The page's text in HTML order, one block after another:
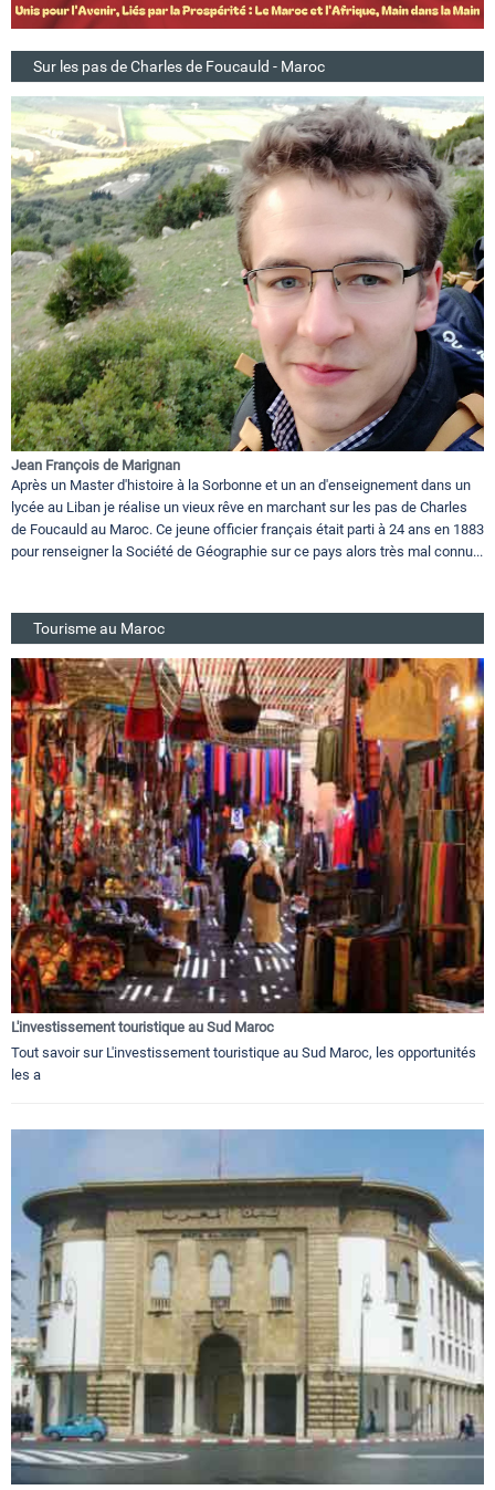
Sur les pas de Charles de Foucauld - Maroc
Jean François de Marignan
Après un Master d'histoire à la Sorbonne et un an d'enseignement dans un
lycée au Liban je réalise un vieux rêve en marchant sur les pas de Charles
de Foucauld au Maroc. Ce jeune officier français était parti à 24 ans en 1883
pour renseigner la Société de Géographie sur ce pays alors très mal connu...
Tourisme au Maroc
L'investissement touristique au Sud Maroc
Tout savoir sur L'investissement touristique au Sud Maroc, les opportunités
les a